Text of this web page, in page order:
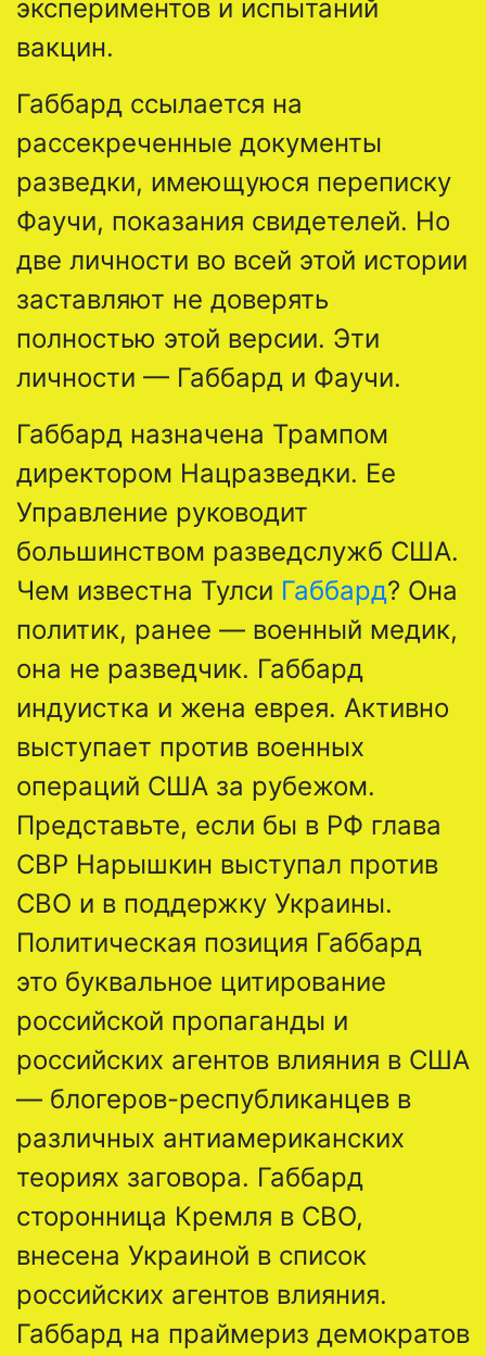
экспериментов и испытаний
вакцин.
Габбард ссылается на
рассекреченные документы
разведки, имеющуюся переписку
Фаучи, показания свидетелей. Но
две личности во всей этой истории
заставляют не доверять
полностью этой версии. Эти
личности — Габбард и Фаучи.
Габбард назначена Трампом
директором Нацразведки. Ее
Управление руководит
большинством разведслужб США.
Чем известна Тулси Габбард? Она
политик, ранее — военный медик,
она не разведчик. Габбард
индуистка и жена еврея. Активно
выступает против военных
операций США за рубежом.
Представьте, если бы в РФ глава
СВР Нарышкин выступал против
СВО и в поддержку Украины.
Политическая позиция Габбард
это буквальное цитирование
российской пропаганды и
российских агентов влияния в США
— блогеров-республиканцев в
различных антиамериканских
теориях заговора. Габбард
сторонница Кремля в СВО,
внесена Украиной в список
российских агентов влияния.
Габбард на праймериз демократов